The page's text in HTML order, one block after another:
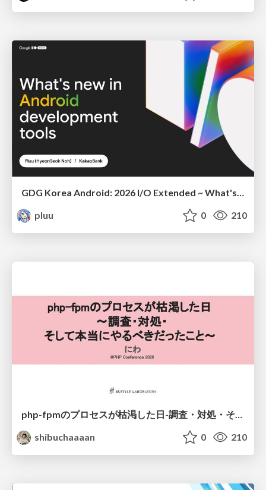
GDG Korea Android: 2026 I/O Extended ~ What's new in Android development tools
pluu
0 210
shibuchaaaan
0 210